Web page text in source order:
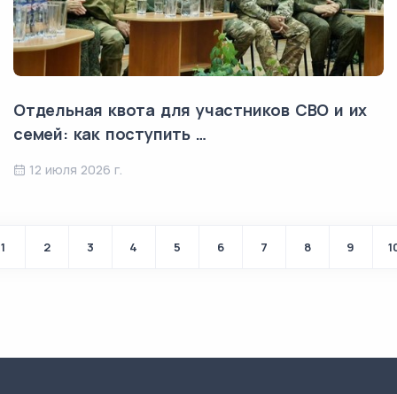
Отдельная квота для участников СВО и их
семей: как поступить …
12 июля 2026 г.
1 2 3 4 5 6 7 8 9